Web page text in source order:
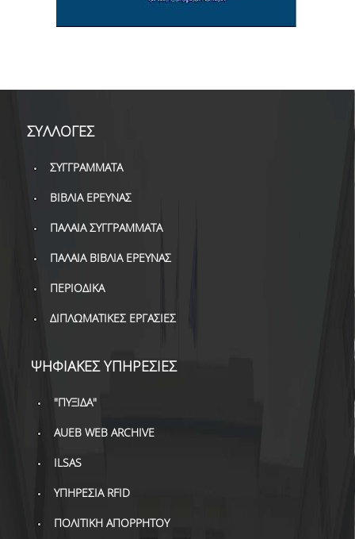
ΣΥΛΛΟΓΕΣ
ΣΥΓΓΡΑΜΜΑΤΑ
ΒΙΒΛΙΑ ΕΡΕΥΝΑΣ
ΠΑΛΑΙΑ ΣΥΓΓΡΑΜΜΑΤΑ
ΠΑΛΑΙΑ ΒΙΒΛΙΑ ΕΡΕΥΝΑΣ
ΠΕΡΙΟΔΙΚΑ
ΔΙΠΛΩΜΑΤΙΚΕΣ ΕΡΓΑΣΙΕΣ
ΨΗΦΙΑΚΕΣ ΥΠΗΡΕΣΙΕΣ
"ΠΥΞΙΔΑ"
AUEB WEB ARCHIVE
ILSAS
ΥΠΗΡΕΣΙΑ RFID
ΠΟΛΙΤΙΚΗ ΑΠΟΡΡΗΤΟΥ